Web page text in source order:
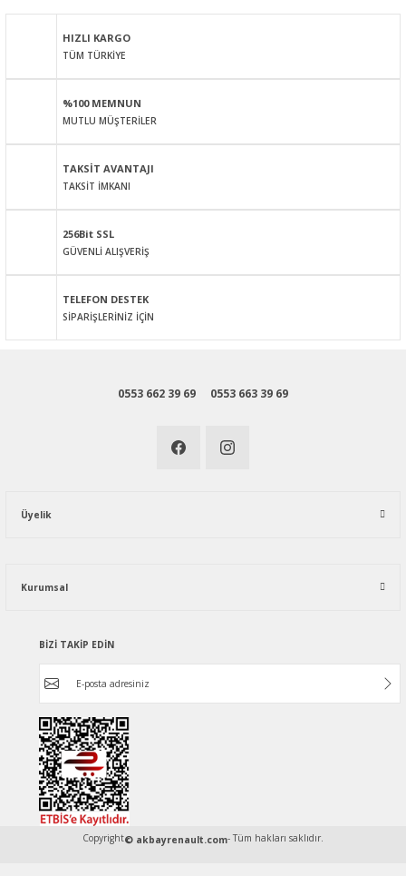
Görüş ve önerileriniz için teşekkür ederiz.
Ürün resmi kalitesiz, bozuk veya görüntülenemiyor.
Ürün bilgilerinde hatalar bulunuyor.
Bu ürüne benzer farklı alternatifler olmalı.
HIZLI KARGO
TÜM TÜRKİYE
%100 MEMNUN
MUTLU MÜŞTERİLER
TAKSİT AVANTAJI
TAKSİT İMKANI
256Bit SSL
GÜVENLİ ALIŞVERİŞ
TELEFON DESTEK
SİPARİŞLERİNİZ İÇİN
0553 662 39 69 0553 663 39 69
Üyelik
Kurumsal
BİZİ TAKİP EDİN
Copyright© akbayrenault.com- Tüm hakları saklıdır.